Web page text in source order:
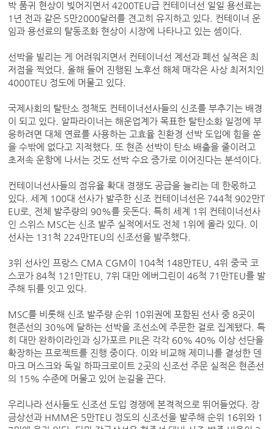
박 품귀 현상이 빚어지면서 4200TEU급 컨테이너선 일일 용선료는
1년 전과 같은 5만2000달러를 견고히 유지하고 있다. 컨테이너 운
임과 용선료의 탈동조화 현상이 시장에 나타나고 있는 셈이다.
선박을 빌리는 게 어려워지면서 컨테이너선 계선과 폐선 실적은 최
저점을 찍었다. 올해 들어 진행된 노후선 해체 매각은 사상 최저치인
4000TEU 정도에 머물고 있다.
국제사회의 탈탄소 정책도 컨테이너선사들의 신조를 부추기는 배경
이 되고 있다. 알파라이너는 해운업계가 목표한 탈탄소화 일정에 부
응하려면 대체 연료를 사용하는 고효율 친환경 선박 도입에 힘을 쏟
을 수밖에 없다고 지적했다. 또 현존 선박이 탄소 배출을 줄이려고
초저속 운항에 나서는 것도 선박 수요 증가로 이어진다는 분석이다.
컨테이너선사들의 점유율 확대 경쟁도 공급을 늘리는 데 한몫하고
있다. 세계 100대 선사가 발주한 신조 컨테이너선은 744척 902만T
EU로, 전체 발주량의 90%를 웃돈다. 특히 세계 1위 컨테이너선사
인 스위스 MSC는 신조 발주 실적에서도 전체 1위에 올라 있다. 이
선사는 131척 224만TEU의 신조선을 발주했다.
3위 선사인 프랑스 CMA CGM이 104척 148만TEU, 4위 중국 코
스코가 84척 121만TEU, 7위 대만 에버그린이 46척 71만TEU를 발
주해 뒤를 잇고 있다.
MSC를 비롯해 신조 발주량 순위 10위권에 포함된 선사 중 8곳이
현존선의 30%에 달하는 선박을 조선소에 주문한 걸로 집계됐다. 특
히 대만 완하이라인과 싱가포르 PIL은 각각 60% 40% 이상 선단을
확장하는 프로젝트를 진행 중이다. 이와 비교해 제미니를 결성한 덴
마크 머스크와 독일 하파크로이트 2곳의 신조선 주문 실적은 현존선
의 15% 수준에 머물고 있어 눈길을 끈다.
우리나라 선사들도 신조선 도입 경쟁에 본격적으로 뛰어들었다. 장
금상선과 HMM은 5만TEU 정도의 신조선을 발주해 순위 16위와 1